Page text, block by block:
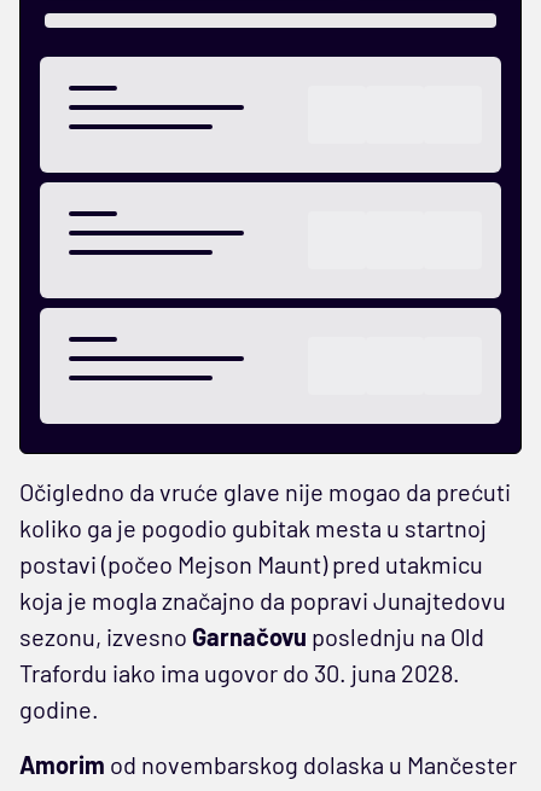
Očigledno da vruće glave nije mogao da prećuti
koliko ga je pogodio gubitak mesta u startnoj
postavi (počeo Mejson Maunt) pred utakmicu
koja je mogla značajno da popravi Junajtedovu
sezonu, izvesno Garnačovu poslednju na Old
Trafordu iako ima ugovor do 30. juna 2028.
godine.
Amorim od novembarskog dolaska u Mančester